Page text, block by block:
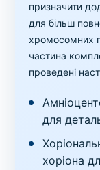
призначити
для більш
хромосомних
частина
проведені
для
хоріона